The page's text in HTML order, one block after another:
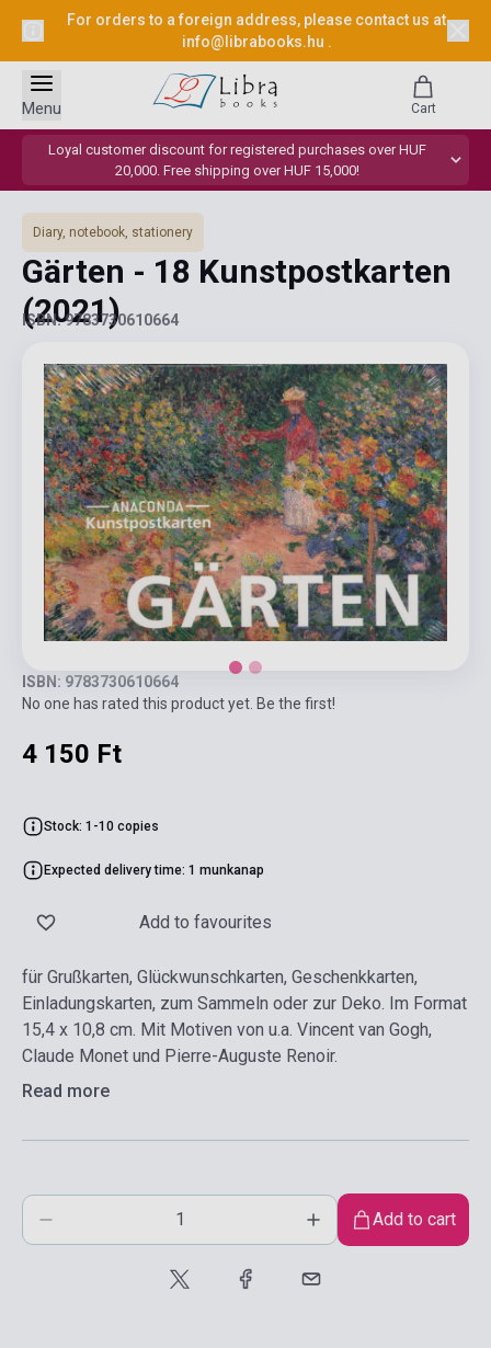
For orders to a foreign address, please contact us at
info@librabooks.hu .
Loyal customer discount for registered purchases over HUF
20,000. Free shipping over HUF 15,000!
Menu Cart
Diary, notebook, stationery
Gärten - 18 Kunstpostkarten
(2021)
ISBN: 9783730610664
ISBN: 9783730610664
No one has rated this product yet. Be the first!
4 150 Ft
Stock: 1-10 copies
Expected delivery time: 1 munkanap
Add to favourites
für Grußkarten, Glückwunschkarten, Geschenkkarten,
Einladungskarten, zum Sammeln oder zur Deko. Im Format
15,4 x 10,8 cm. Mit Motiven von u.a. Vincent van Gogh,
Claude Monet und Pierre-Auguste Renoir.
Read more
Add to cart